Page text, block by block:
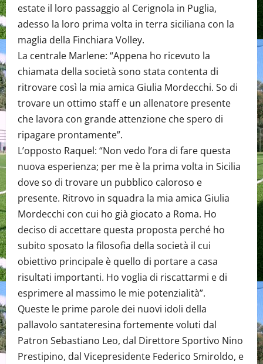
estate il loro passaggio al Cerignola in Puglia,
adesso la loro prima volta in terra siciliana con la
maglia della Finchiara Volley.
La centrale Marlene: “Appena ho ricevuto la
chiamata della società sono stata contenta di
ritrovare così la mia amica Giulia Mordecchi. So di
trovare un ottimo staff e un allenatore presente
che lavora con grande attenzione che spero di
ripagare prontamente”.
L’opposto Raquel: “Non vedo l’ora di fare questa
nuova esperienza; per me è la prima volta in Sicilia
dove so di trovare un pubblico caloroso e
presente. Ritrovo in squadra la mia amica Giulia
Mordecchi con cui ho già giocato a Roma. Ho
deciso di accettare questa proposta perché ho
subito sposato la filosofia della società il cui
obiettivo principale è quello di portare a casa
risultati importanti. Ho voglia di riscattarmi e di
esprimere al massimo le mie potenzialità”.
Queste le prime parole dei nuovi idoli della
pallavolo santateresina fortemente voluti dal
Patron Sebastiano Leo, dal Direttore Sportivo Nino
Prestipino, dal Vicepresidente Federico Smiroldo, e